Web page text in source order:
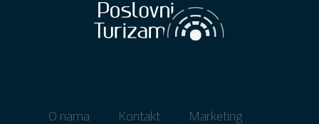
O nama Kontakt Marketing